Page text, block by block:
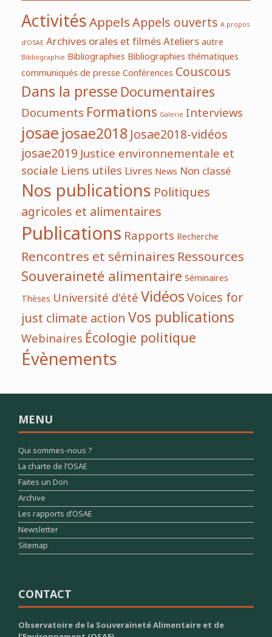
ActivitésAppelsAppels ouverts A propos
d'OSAEArchives orales et filmésAteliersautre
Bibliographie BibliographiesBibliographies thématiques
communiqués de presseConférencesCouscous
Dans la presseDocumentaires
DocumentsFormations Galerie Interviews
josaejosae2018Josae2018-vidéos
josae2019Justice environnementale et
socialeLiens utiles LivresNews Non classé
Nos publicationsPolitiques
agricoles et alimentaires
PublicationsRapportsRecherche
Rencontres et séminairesRessources
Souveraineté alimentaireSéminaires
Thèses Université d'étéVidéosVoices for
just climate actionVos publications
WebinairesÉcologie politique
Évènements
MENU
Qui sommes-nous ?
La charte de l’OSAE
Faites un Don
Archive
Les rapports d’OSAE
Newsletter
Sitemap
CONTACT
Observatoire de la Souveraineté Alimentaire et de